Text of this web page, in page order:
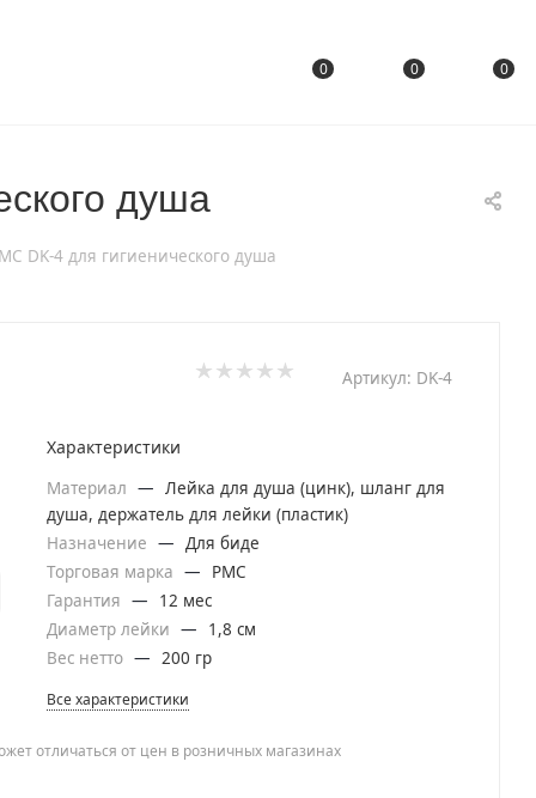
0 0 0
душа
DK-4 для гигиенического душа
Артикул: DK-4
Характеристики
Материал — Лейка для душа (цинк), шланг для
душа, держатель для лейки (пластик)
Назначение — Для биде
Торговая марка —
РМС
Гарантия —
12 мес
Диаметр лейки —
1,8 см
Вес нетто — 200 гр
Все характеристики
отличаться от цен в розничных магазинах